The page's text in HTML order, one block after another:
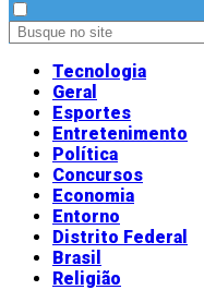
Tecnologia
Geral
Esportes
Entretenimento
Política
Concursos
Economia
Entorno
Distrito Federal
Brasil
Religião